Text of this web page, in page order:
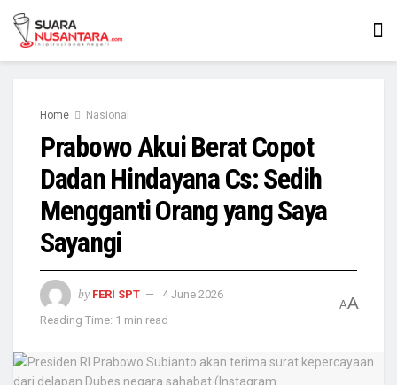
Home Nasional
Prabowo Akui Berat Copot
Dadan Hindayana Cs: Sedih
Mengganti Orang yang Saya
Sayangi
by FERI SPT
4 June 2026
Reading Time: 1 min read
AA